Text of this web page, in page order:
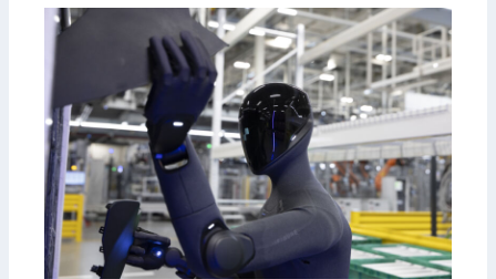
E
a
s
c
h
i
e
n
n
u
t
z
e
C
l